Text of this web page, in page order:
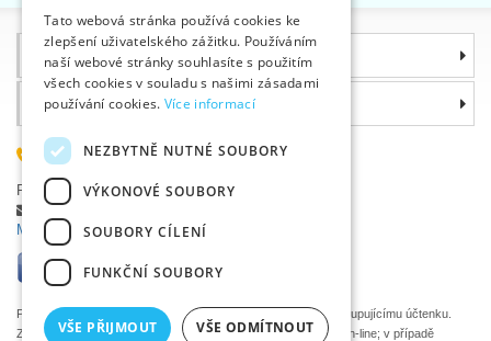
Informace
Proč si zvolit právě nás
585 051 217
Plzeňská 868, 783 91 Uničov, Česká republika
Položit dotaz
Máte problémy s přihlášením ?
Podle zákona o evidenci tržeb je prodávající povinen vystavit kupujícímu účtenku.
Zároveň je povinen zaevidovat přijatou tržbu u správce daně on-line; v případě
ENGLISH
GERMAN
Tato webová stránka používá cookies ke
zlepšení uživatelského zážitku. Používáním
naší webové stránky souhlasíte s použitím
všech cookies v souladu s našimi zásadami
používání cookies. Více informací
NEZBYTNĚ NUTNÉ SOUBORY
VÝKONOVÉ SOUBORY
SOUBORY CÍLENÍ
FUNKČNÍ SOUBORY
VŠE PŘIJMOUT VŠE ODMÍTNOUT